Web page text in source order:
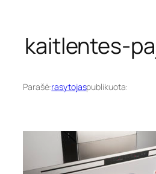
kaitlentes-
Parašė:rasytojaspublikuota: